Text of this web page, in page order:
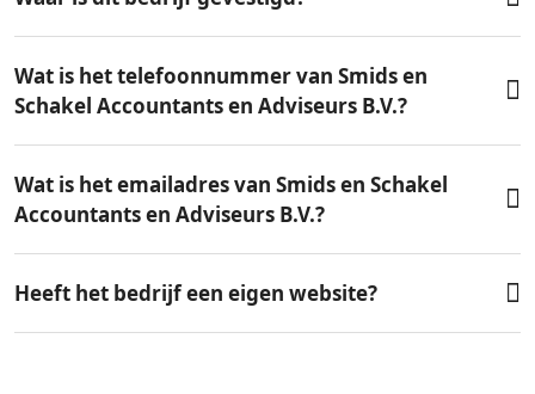
Wat is het telefoonnummer van Smids en
Schakel Accountants en Adviseurs B.V.?
Wat is het emailadres van Smids en Schakel
Accountants en Adviseurs B.V.?
Heeft het bedrijf een eigen website?